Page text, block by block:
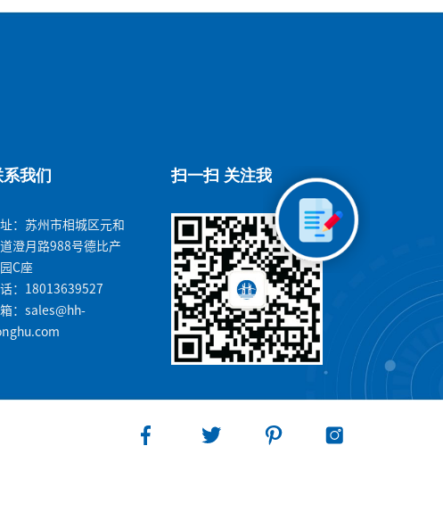
系我们
：苏州市相城区元和
澄月路988号德比产
C座
：18013639527
：sales@hh-
扫一扫 关注我